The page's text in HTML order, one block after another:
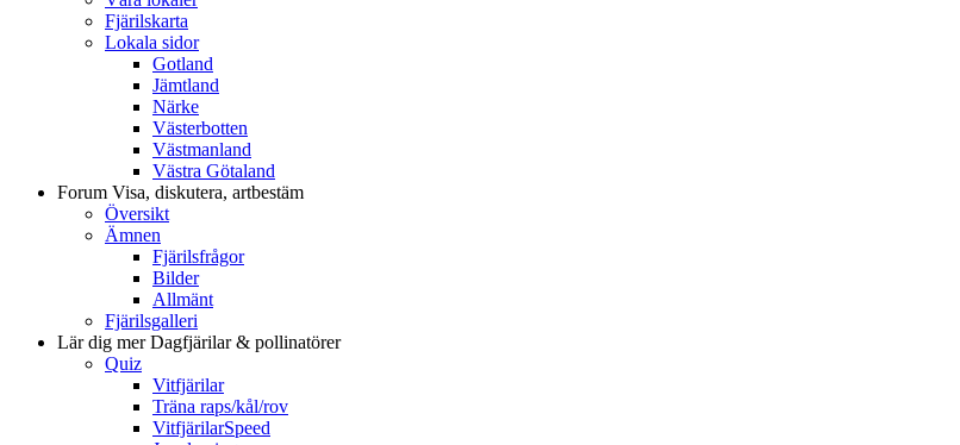
Fjärilskarta
Lokala sidor
Gotland
Jämtland
Närke
Västerbotten
Västmanland
Västra Götaland
Forum Visa, diskutera, artbestäm
Översikt
Ämnen
Fjärilsfrågor
Bilder
Allmänt
Fjärilsgalleri
Lär dig merDagfjärilar & pollinatörer
Quiz
Vitfjärilar
Träna raps/kål/rov
VitfjärilarSpeed